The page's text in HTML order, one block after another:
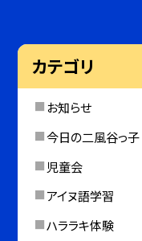
カテゴリ
お知らせ
今日の二風谷っ子
児童会
アイヌ語学習
ハララキ体験